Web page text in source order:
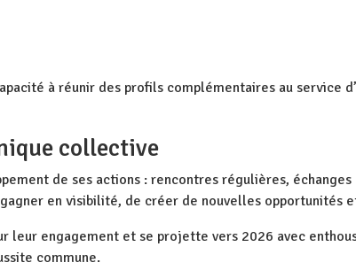
à réunir des profils complémentaires au service
collective
de ses actions : rencontres régulières,
en visibilité, de créer de nouvelles opportunités
leur engagement et se projette vers 2026 avec
commune.